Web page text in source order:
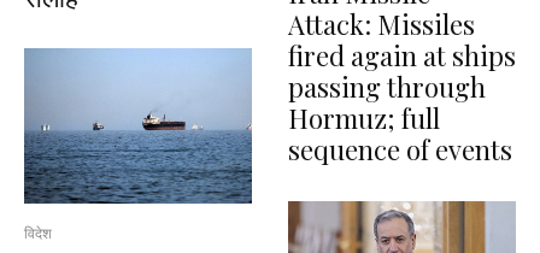
विदेश
Attack: Missiles
fired again at ships
passing through
Hormuz; full
sequence of events